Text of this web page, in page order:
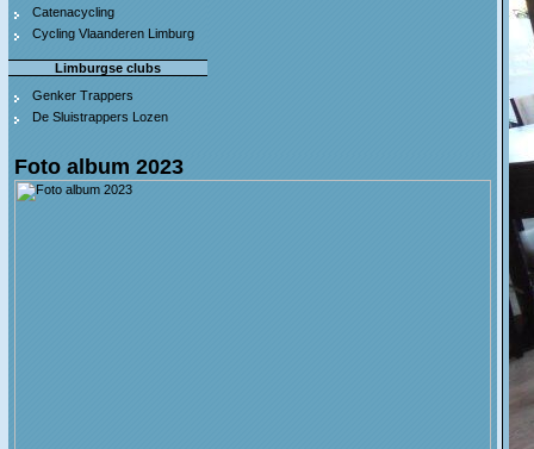
Catenacycling
Cycling Vlaanderen Limburg
Limburgse clubs
Genker Trappers
De Sluistrappers Lozen
Foto album 2023